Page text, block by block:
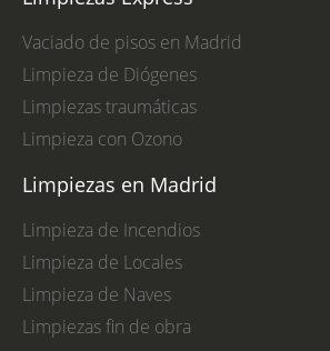
Vaciado de pisos en Madrid
Limpieza de Diógenes
Limpiezas traumáticas
Limpieza con Ozono
Limpiezas en Madrid
Limpieza de Incendios
Limpieza de Locales
Limpieza de Naves
Limpiezas fin de obra